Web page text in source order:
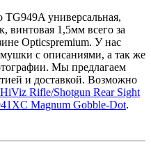
универсальная,
винтовая 1,5мм всего за
Opticspremium. У нас
с описаниями, а так же
Мы предлагаем
и доставкой. Возможно
Rifle/Shotgun Rear Sight
Magnum Gobble-Dot.